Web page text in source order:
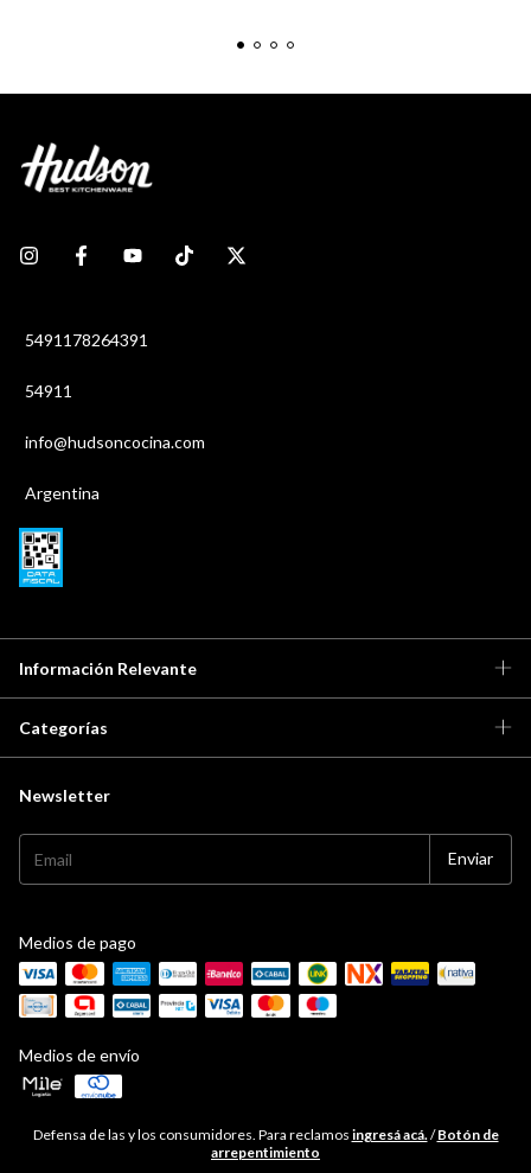
5491178264391
54911
info@hudsoncocina.com
Argentina
Información Relevante
Categorías
Newsletter
Medios de pago
Medios de envío
Defensa de las y los consumidores. Para reclamos ingresá acá. / Botón de
arrepentimiento